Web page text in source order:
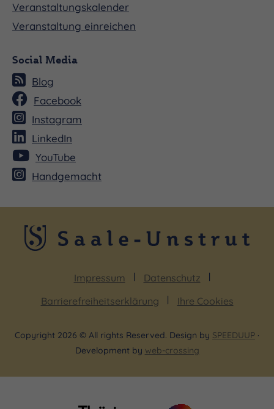
Veranstaltungskalender
Veranstaltung einreichen
Social Media
Blog
Facebook
Instagram
LinkedIn
YouTube
Handgemacht
Impressum
Datenschutz
Barrierefreiheitserklärung
Ihre Cookies
Copyright 2026 © All rights Reserved. Design by SPEEDUUP ·
Development by web-crossing